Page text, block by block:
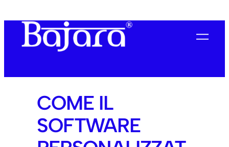
COME IL
SOFTWARE